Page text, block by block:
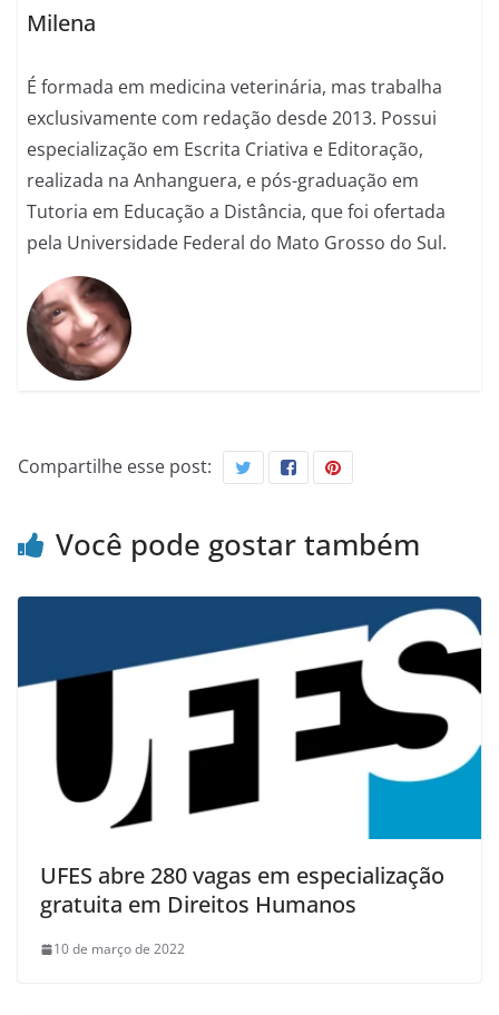
Milena
É formada em medicina veterinária, mas trabalha
exclusivamente com redação desde 2013. Possui
especialização em Escrita Criativa e Editoração,
realizada na Anhanguera, e pós-graduação em
Tutoria em Educação a Distância, que foi ofertada
pela Universidade Federal do Mato Grosso do Sul.
Compartilhe esse post:
Você pode gostar também
UFES abre 280 vagas em especialização
gratuita em Direitos Humanos
10 de março de 2022